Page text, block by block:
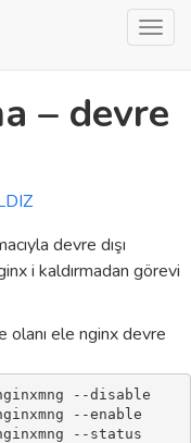
– devre
devre dışı
i kaldırmadan görevi
olanı ele nginx devre
--disable
--enable
--status